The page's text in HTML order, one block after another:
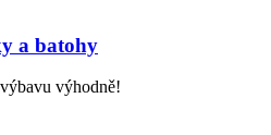
a batohy
výhodně!